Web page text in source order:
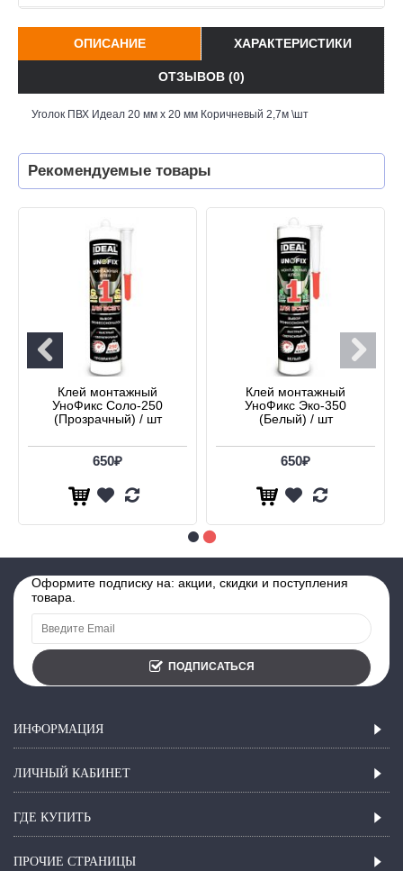
ОПИСАНИЕ ХАРАКТЕРИСТИКИ
ОТЗЫВОВ (0)
Уголок ПВХ Идеал 20 мм х 20 мм Коричневый 2,7м \шт
Рекомендуемые товары
Клей монтажный
УноФикс Соло-250
(Прозрачный) / шт
650₽
Клей монтажный
УноФикс Эко-350
(Белый) / шт
650₽
Оформите подписку на: акции, скидки и поступления
товара.
ПОДПИСАТЬСЯ
ИНФОРМАЦИЯ
ЛИЧНЫЙ КАБИНЕТ
ГДЕ КУПИТЬ
ПРОЧИЕ СТРАНИЦЫ